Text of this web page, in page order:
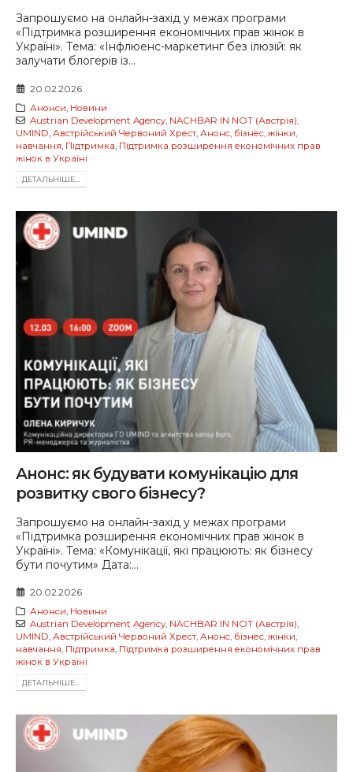
Запрошуємо на онлайн-захід у межах програми
«Підтримка розширення економічних прав жінок в
Україні». Тема: «Інфлюенс-маркетинг без ілюзій: як
залучати блогерів із...
20.02.2026
Анонси, Новини
Austrian Development Agency, NACHBAR IN NOT (Австрія),
UMIND, Австрійський Червоний Хрест, Анонс, бізнес, жінки,
навчання, Підтримка, Підтримка розширення економічних прав
жінок в Україні
ДЕТАЛЬНIШЕ...
Анонс: як будувати комунікацію для
розвитку свого бізнесу?
Запрошуємо на онлайн-захід у межах програми
«Підтримка розширення економічних прав жінок в
Україні». Тема: «Комунікації, які працюють: як бізнесу
бути почутим» Дата:...
20.02.2026
Анонси, Новини
Austrian Development Agency, NACHBAR IN NOT (Австрія),
UMIND, Австрійський Червоний Хрест, Анонс, бізнес, жінки,
навчання, Підтримка, Підтримка розширення економічних прав
жінок в Україні
ДЕТАЛЬНIШЕ...